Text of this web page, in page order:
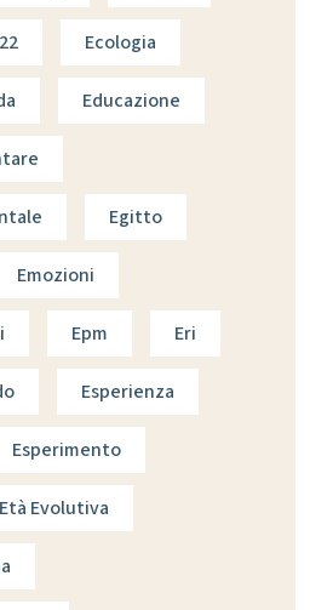
Ecologia
Educazione
Egitto
Emozioni
Epm Eri
Esperienza
Esperimento
Età Evolutiva